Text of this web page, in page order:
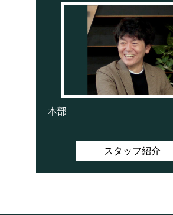
本部
スタッフ紹介